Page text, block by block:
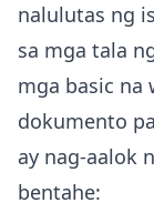
nalulutas ng
sa mga tala
mga basic na
dokumento
ay nag-aalok
bentahe: